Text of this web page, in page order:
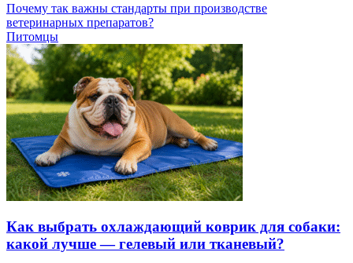
Почему так важны стандарты при производстве
ветеринарных препаратов?
Питомцы
Как выбрать охлаждающий коврик для собаки:
какой лучше — гелевый или тканевый?